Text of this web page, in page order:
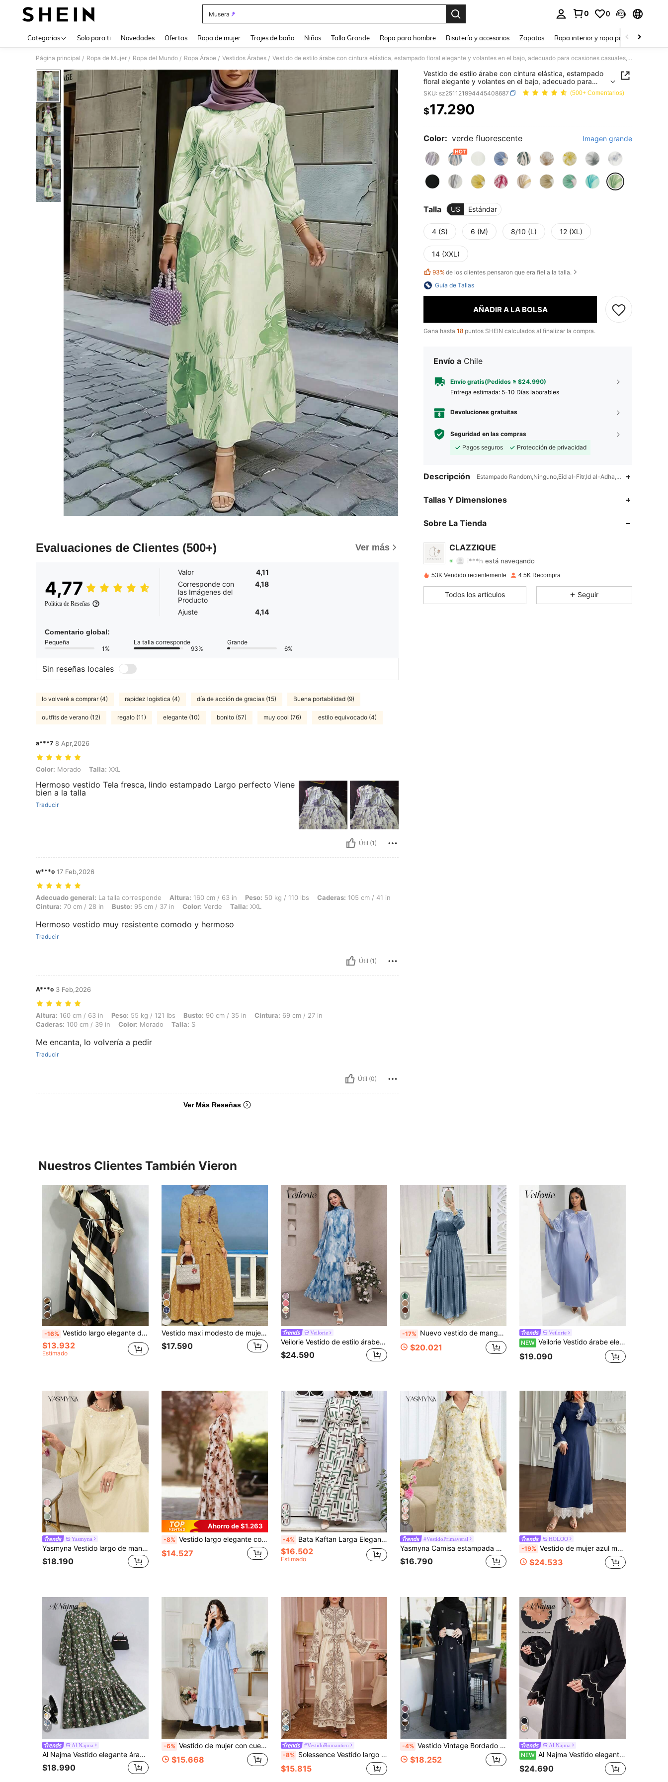
Musera
0 0
Categorías Solo para ti Novedades Ofertas Ropa de mujer Trajes de baño Niños Talla Grande Ropa para hombre Bisutería y accesorios Zapatos Ropa interior y ropa para dormir
Página principal / Ropa de Mujer / Ropa del Mundo / Ropa Árabe / Vestidos Árabes / Vestido de estilo árabe con cintura elástica, estampado floral elegante y volantes en el bajo, adecuado para ocasiones casuales, de viaje, vacaciones o fiestas
Evaluaciones de Clientes (500+) Ver más
4,77
Política de Reseñas
Valor
4,11
Corresponde con
las Imágenes del
Producto
4,18
Ajuste 4,14
Comentario global:
Pequeña
1%
La talla corresponde
93%
Grande
6%
Sin reseñas locales
lo volveré a comprar (4) rapidez logística (4) día de acción de gracias (15) Buena portabilidad (9)
outfits de verano (12) regalo (11) elegante (10) bonito (57) muy cool (76) estilo equivocado (4)
a***7 8 Apr,2026
Color: Morado, Talla: XXL
Color: Morado Talla: XXL
Hermoso vestido Tela fresca, lindo estampado Largo perfecto Viene
bien a la talla
Traducir
Útil (1)
w***o 17 Feb,2026
Adecuado general: La talla corresponde, Altura: 160 cm / 63 in, Peso: 50 kg / 110 lbs, Caderas: 105 cm / 41 in, Cintura: 70 cm / 28 in, Busto: 95 cm / 37 in, Color: Verde, Talla: XXL
Adecuado general: La talla corresponde Altura: 160 cm / 63 in Peso: 50 kg / 110 lbs Caderas: 105 cm / 41 in
Cintura: 70 cm / 28 in Busto: 95 cm / 37 in Color: Verde Talla: XXL
Hermoso vestido muy resistente comodo y hermoso
Traducir
Útil (1)
A***o 3 Feb,2026
Altura: 160 cm / 63 in, Peso: 55 kg / 121 lbs, Busto: 90 cm / 35 in, Cintura: 69 cm / 27 in, Caderas: 100 cm / 39 in, Color: Morado, Talla: S
Altura: 160 cm / 63 in Peso: 55 kg / 121 lbs Busto: 90 cm / 35 in Cintura: 69 cm / 27 in
Caderas: 100 cm / 39 in Color: Morado Talla: S
Me encanta, lo volvería a pedir
Traducir
Útil (0)
Ver Más Reseñas
Vestido de estilo árabe con cintura elástica, estampado
floral elegante y volantes en el bajo, adecuado para
ocasiones casuales, de viaje, vacaciones o fiestas
SKU: sz251121994445408687 (500+ Comentarios)
PRICE AND AVAILABILITY
$17.290
Color: verde fluorescente Imagen grande
Talla US Estándar
4 (S) 6 (M) 8/10 (L) 12 (XL)
14 (XXL)
93% de los clientes pensaron que era fiel a la talla.
Guía de Tallas
AÑADIR A LA BOLSA
Gana hasta 18 puntos SHEIN calculados al finalizar la compra.
Envío a Chile
Envío gratis(Pedidos ≥ $24.990)
Entrega estimada: 5-10 Días laborables
Devoluciones gratuitas
Seguridad en las compras
Pagos seguros
Protección de privacidad
Descripción Estampado Random,Ninguno,Eid al-Fitr,Id al-Adha,Festival de
Tallas Y Dimensiones
Sobre La Tienda
CLAZZIQUE
4,69
4,69 Calificación 113Artículos
4,69 113 5.8K
4,69 113 5.8K
53K Vendido recientemente 4.5K Recompra
Todos los artículos Seguir
Nuestros Clientes También Vieron
-16% Vestido largo elegante de estilo árabe, diseño de manga obispo, cuello redondo, tela tejida con estampado abstracto para vacaciones de otoño
$13.932
Estimado
5
Vestido maxi modesto de mujer estilo árabe con estampado completo amarillo mostaza, mangas largas tipo linterna y bajo con volantes escalonados, atuendo de vacaciones para otoño
$17.590
5
Veilorie
Veilorie Vestido de estilo árabe con mangas acampanadas, volantes en el bajo y estampado tie-dye para vacaciones de mujer
$24.590
9
-17% Nuevo vestido de manga larga con cordones para mujer, vestido elegante casual de uso diario, vestido de Año Nuevo primavera otoño
$20.021
Veilorie
NEW Veilorie Vestido árabe elegante con decoración de metal estilo chal para mujer
$19.090
14
Yasmyna
Yasmyna Vestido largo de manga larga con bordado floral, bajo con volantes y unicolor elegante
$18.190
Ahorro de $1.263
-8% Vestido largo elegante con estampado floral para mujer, vestido de verano modesto de manga larga con bajo con volantes para vacaciones, fiesta, invitada de boda, color marrón, otoño
$14.527
-4% Bata Kaftan Larga Elegante, Estampado Geométrico, Cuello Alto, Cinturón en la Cintura y Diseño con Botones Delanteros, Mangas de Obispo Vacaciones Otoño
$16.502
Estimado
10
#VestidoPrimaveral
Yasmyna Camisa estampada multicolor con cuello de solapa y botones delanteros
$16.790
HOLOO
-19% Vestido de mujer azul marino con cuello redondo, manga larga acampanada, patchwork de encaje, lazo en la cintura trasera, elegante para ir al trabajo, fiestas y eventos formales, primavera/otoño
$24.533
8
Al Najma
Al Najma Vestido elegante árabe de mujer con estampado floral, manga larga y bajo con volantes
$18.990
-6% Vestido de mujer con cuello en V, volantes en el bajo, cintura fruncida, manga larga acampanada, elegante para todas las estaciones y vacaciones
$15.668
#VestidoRomantico
-8% Solessence Vestido largo de muselina con estampado de paisley para resort (estampado aleatorio), Kaftán modesto
$15.815
4
-4% Vestido Vintage Bordado Cuello Redondo Holgado Favorecedor, Estilo de Oriente Medio Negro Primavera Otoño
$18.252
Al Najma
NEW Al Najma Vestido elegante y romántico con cuello de pétalos, puños con cuentas pesadas, diseño de 3 capas de pétalos con artesanía de cuentas de lujo, suelto y cómodo para mujeres jóvenes
$24.690